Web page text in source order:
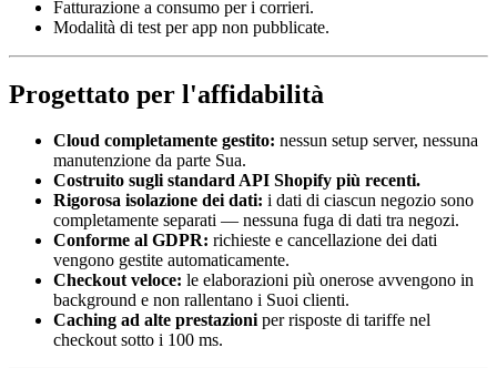
Fatturazione a consumo per i corrieri.
Modalità di test per app non pubblicate.
Progettato per l'affidabilità
Cloud completamente gestito: nessun setup server, nessuna
manutenzione da parte Sua.
Costruito sugli standard API Shopify più recenti.
Rigorosa isolazione dei dati: i dati di ciascun negozio sono
completamente separati — nessuna fuga di dati tra negozi.
Conforme al GDPR: richieste e cancellazione dei dati
vengono gestite automaticamente.
Checkout veloce: le elaborazioni più onerose avvengono in
background e non rallentano i Suoi clienti.
Caching ad alte prestazioniper risposte di tariffe nel
checkout sotto i 100 ms.